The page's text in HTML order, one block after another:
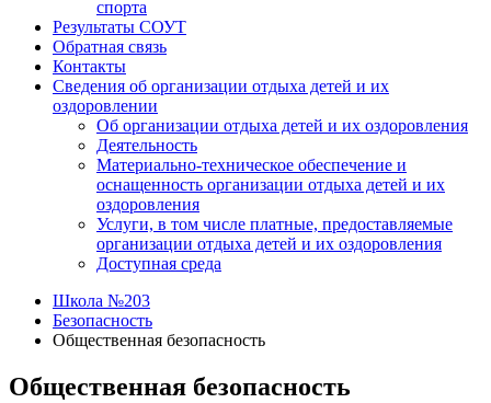
спорта
Результаты СОУТ
Обратная связь
Контакты
Сведения об организации отдыха детей и их
оздоровлении
Об организации отдыха детей и их оздоровления
Деятельность
Материально-техническое обеспечение и
оснащенность организации отдыха детей и их
оздоровления
Услуги, в том числе платные, предоставляемые
организации отдыха детей и их оздоровления
Доступная среда
Школа №203
Безопасность
Общественная безопасность
Общественная безопасность